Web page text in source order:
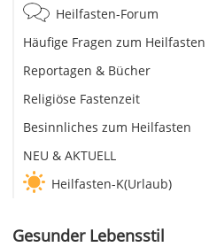
Heilfasten-Forum
Häufige Fragen zum Heilfasten
Reportagen & Bücher
Religiöse Fastenzeit
Besinnliches zum Heilfasten
NEU & AKTUELL
Heilfasten-K(Urlaub)
Gesunder Lebensstil